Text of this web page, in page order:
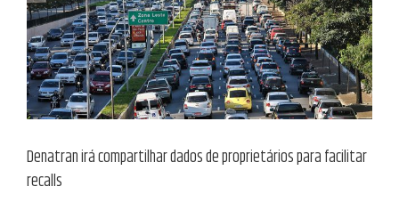
Denatran irá compartilhar dados de proprietários para facilitar
recalls